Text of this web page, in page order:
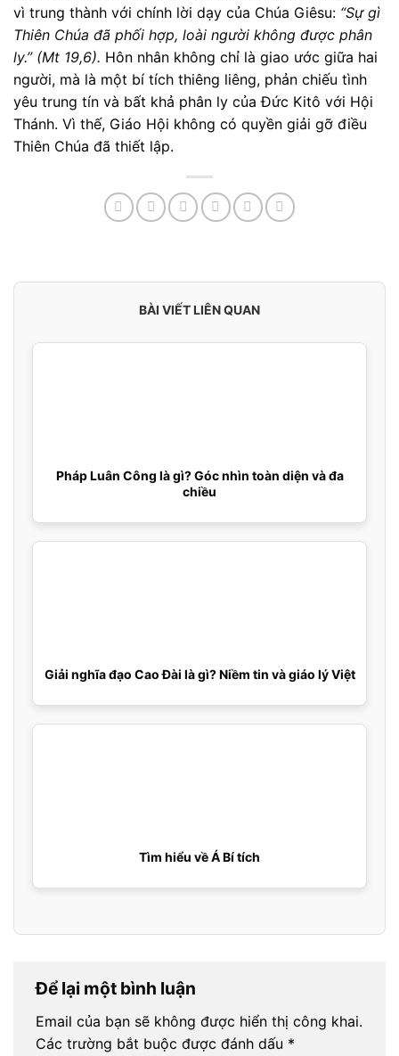
vì trung thành với chính lời dạy của Chúa Giêsu: “Sự gì
Thiên Chúa đã phối hợp, loài người không được phân
ly.” (Mt 19,6). Hôn nhân không chỉ là giao ước giữa hai
người, mà là một bí tích thiêng liêng, phản chiếu tình
yêu trung tín và bất khả phân ly của Đức Kitô với Hội
Thánh. Vì thế, Giáo Hội không có quyền giải gỡ điều
Thiên Chúa đã thiết lập.
BÀI VIẾT LIÊN QUAN
Pháp Luân Công là gì? Góc nhìn toàn diện và đa
chiều
Giải nghĩa đạo Cao Đài là gì? Niềm tin và giáo lý Việt
Tìm hiểu về Á Bí tích
Để lại một bình luận
Email của bạn sẽ không được hiển thị công khai.
Các trường bắt buộc được đánh dấu *